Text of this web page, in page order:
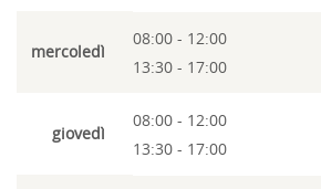
mercoledì
08:00 - 12:00
13:30 - 17:00
giovedì
08:00 - 12:00
13:30 - 17:00